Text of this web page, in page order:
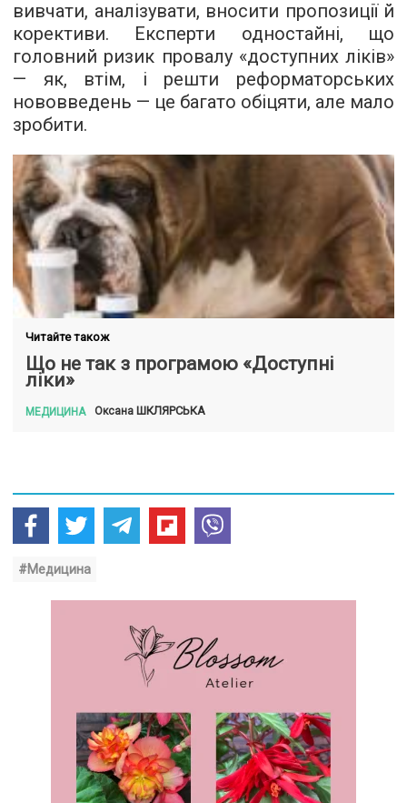
вивчати, аналізувати, вносити пропозиції й
корективи. Експерти одностайні, що
головний ризик провалу «доступних ліків»
— як, втім, і решти реформаторських
нововведень — це багато обіцяти, але мало
зробити.
Читайте також
Що не так з програмою «Доступні
ліки»
МЕДИЦИНА Оксана ШКЛЯРСЬКА
#Медицина